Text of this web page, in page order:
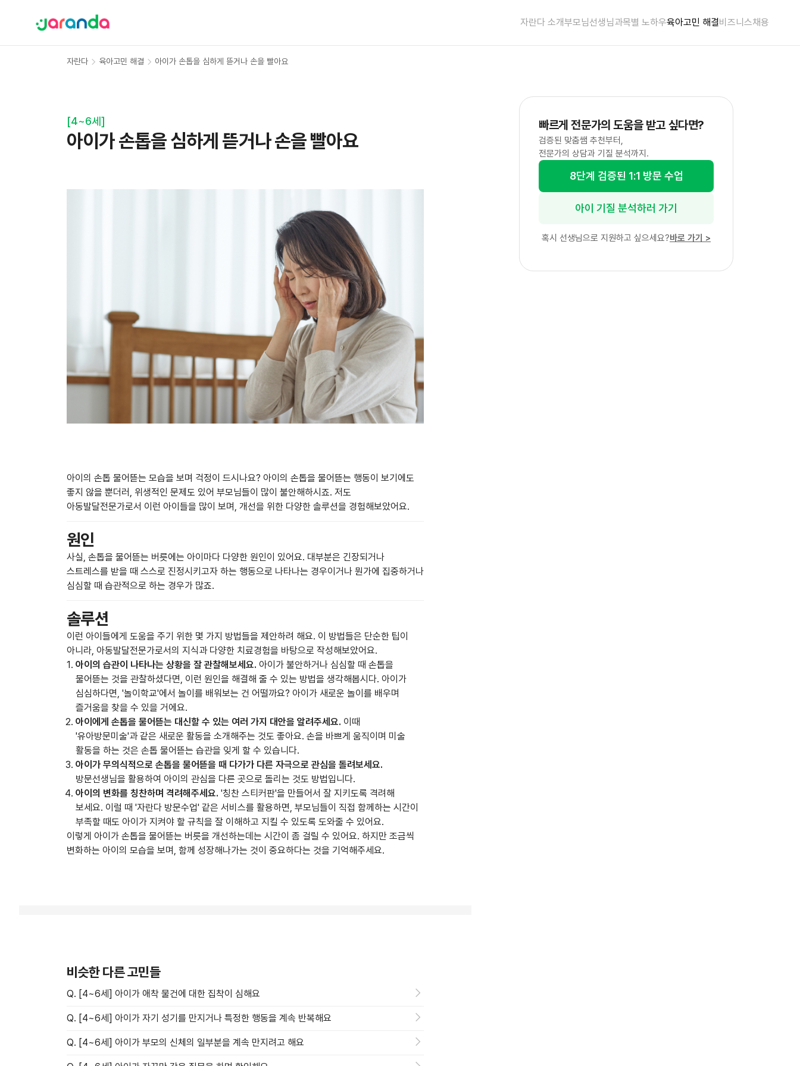
자란다 소개부모님선생님과목별 노하우육아고민 해결비즈니스채용
자란다 육아고민 해결 아이가 손톱을 심하게 뜯거나 손을 빨아요
[4~6세 ]
아이가 손톱을 심하게 뜯거나 손을 빨아요
아이의 손톱 물어뜯는 모습을 보며 걱정이 드시나요? 아이의 손톱을 물어뜯는 행동이 보기에도
좋지 않을 뿐더러, 위생적인 문제도 있어 부모님들이 많이 불안해하시죠. 저도
아동발달전문가로서 이런 아이들을 많이 보며, 개선을 위한 다양한 솔루션을 경험해보았어요.
원인
사실, 손톱을 물어뜯는 버릇에는 아이마다 다양한 원인이 있어요. 대부분은 긴장되거나
스트레스를 받을 때 스스로 진정시키고자 하는 행동으로 나타나는 경우이거나 뭔가에 집중하거나
심심할 때 습관적으로 하는 경우가 많죠.
솔루션
이런 아이들에게 도움을 주기 위한 몇 가지 방법들을 제안하려 해요. 이 방법들은 단순한 팁이
아니라, 아동발달전문가로서의 지식과 다양한 치료경험을 바탕으로 작성해보았어요.
아이의 습관이 나타나는 상황을 잘 관찰해보세요. 아이가 불안하거나 심심할 때 손톱을
물어뜯는 것을 관찰하셨다면, 이런 원인을 해결해 줄 수 있는 방법을 생각해봅시다. 아이가
심심하다면, '놀이학교'에서 놀이를 배워보는 건 어떨까요? 아이가 새로운 놀이를 배우며
즐거움을 찾을 수 있을 거에요.
아이에게 손톱을 물어뜯는 대신할 수 있는 여러 가지 대안을 알려주세요. 이때
'유아방문미술'과 같은 새로운 활동을 소개해주는 것도 좋아요. 손을 바쁘게 움직이며 미술
활동을 하는 것은 손톱 물어뜯는 습관을 잊게 할 수 있습니다.
아이가 무의식적으로 손톱을 물어뜯을 때 다가가 다른 자극으로 관심을 돌려보세요.
방문선생님을 활용하여 아이의 관심을 다른 곳으로 돌리는 것도 방법입니다.
아이의 변화를 칭찬하며 격려해주세요. '칭찬 스티커판'을 만들어서 잘 지키도록 격려해
보세요. 이럴 때 '자란다 방문수업' 같은 서비스를 활용하면, 부모님들이 직접 함께하는 시간이
부족할 때도 아이가 지켜야 할 규칙을 잘 이해하고 지킬 수 있도록 도와줄 수 있어요.
이렇게 아이가 손톱을 물어뜯는 버릇을 개선하는데는 시간이 좀 걸릴 수 있어요. 하지만 조금씩
변화하는 아이의 모습을 보며, 함께 성장해나가는 것이 중요하다는 것을 기억해주세요.
비슷한 다른 고민들
Q. [4~6세] 아이가 애착 물건에 대한 집착이 심해요
Q. [4~6세] 아이가 자기 성기를 만지거나 특정한 행동을 계속 반복해요
Q. [4~6세] 아이가 부모의 신체의 일부분을 계속 만지려고 해요
빠르게 전문가의 도움을 받고 싶다면?
검증된 맞춤쌤 추천부터,
전문가의 상담과 기질 분석까지.
8단계 검증된 1:1 방문 수업
아이 기질 분석하러 가기
혹시 선생님으로 지원하고 싶으세요?바로 가기 >